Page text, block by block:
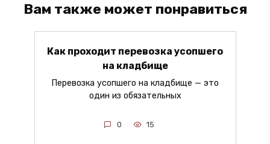
Вам также может понравиться
Как проходит перевозка усопшего
на кладбище
Перевозка усопшего на кладбище — это
один из обязательных
0 15